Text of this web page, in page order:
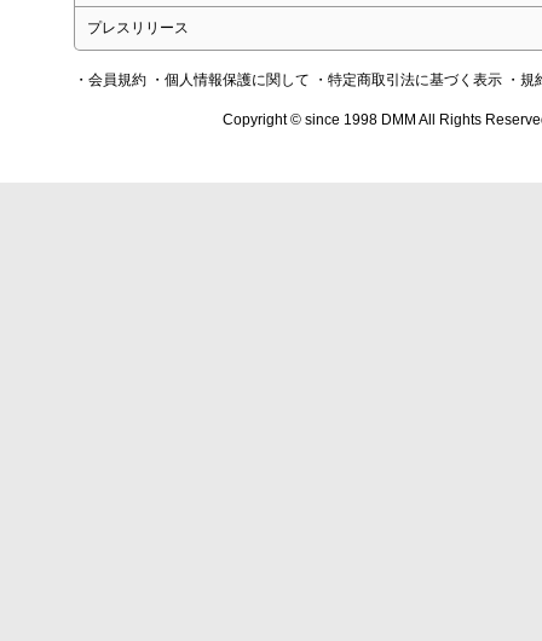
プレスリリース
・会員規約 ・個人情報保護に関して ・特定商取引法に基づく表示 ・規
Copyright © since 1998 DMM All Rights